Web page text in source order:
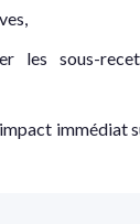
les sous-
immédiat